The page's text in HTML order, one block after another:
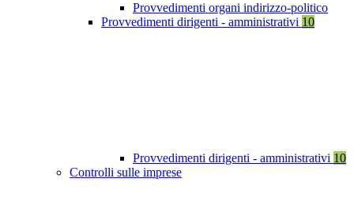
Provvedimenti organi indirizzo-politico
Provvedimenti dirigenti - amministrativi 10
Provvedimenti dirigenti - amministrativi 10
Controlli sulle imprese